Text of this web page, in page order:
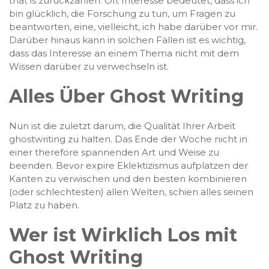
bin glücklich, die Forschung zu tun, um Fragen zu
beantworten, eine, vielleicht, ich habe darüber vor mir.
Darüber hinaus kann in solchen Fällen ist es wichtig,
dass das Interesse an einem Thema nicht mit dem
Wissen darüber zu verwechseln ist.
Alles Über Ghost Writing
Nun ist die zuletzt darum, die Qualität Ihrer Arbeit
ghostwriting zu halten. Das Ende der Woche nicht in
einer therefore spannenden Art und Weise zu
beenden. Bevor expire Eklektizismus aufplatzen der
Kanten zu verwischen und den besten kombinieren
(oder schlechtesten) allen Welten, schien alles seinen
Platz zu haben.
Wer ist Wirklich Los mit
Ghost Writing